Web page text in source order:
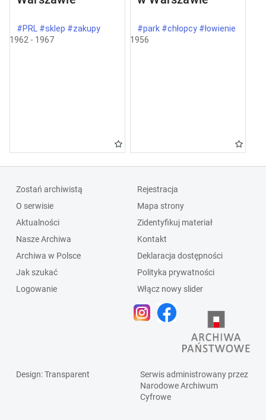
#PRL #sklep #zakupy
1962 - 1967
#park #chłopcy #łowienie
1956
Zostań archiwistą
O serwisie
Aktualności
Nasze Archiwa
Archiwa w Polsce
Jak szukać
Logowanie
Rejestracja
Mapa strony
Zidentyfikuj materiał
Kontakt
Deklaracja dostępności
Polityka prywatności
Włącz nowy slider
Design: Transparent
Serwis administrowany przez
Narodowe Archiwum
Cyfrowe